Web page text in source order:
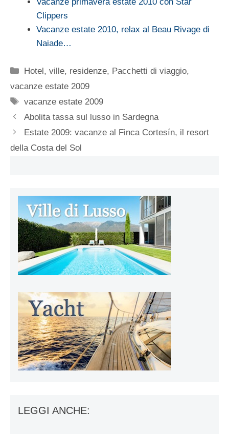
Vacanze primavera estate 2010 con Star
Clippers
Vacanze estate 2010, relax al Beau Rivage di
Naiade…
Categorie
Hotel, ville, residenze, Pacchetti di viaggio,
vacanze estate 2009
Tag
vacanze estate 2009
Abolita tassa sul lusso in Sardegna
Estate 2009: vacanze al Finca Cortesín, il resort
della Costa del Sol
LEGGI ANCHE: